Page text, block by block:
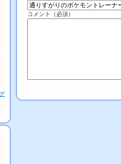
コメント（必須）